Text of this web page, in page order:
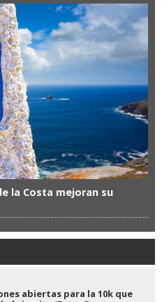
la Costa mejoran su
abiertas para la 10k que